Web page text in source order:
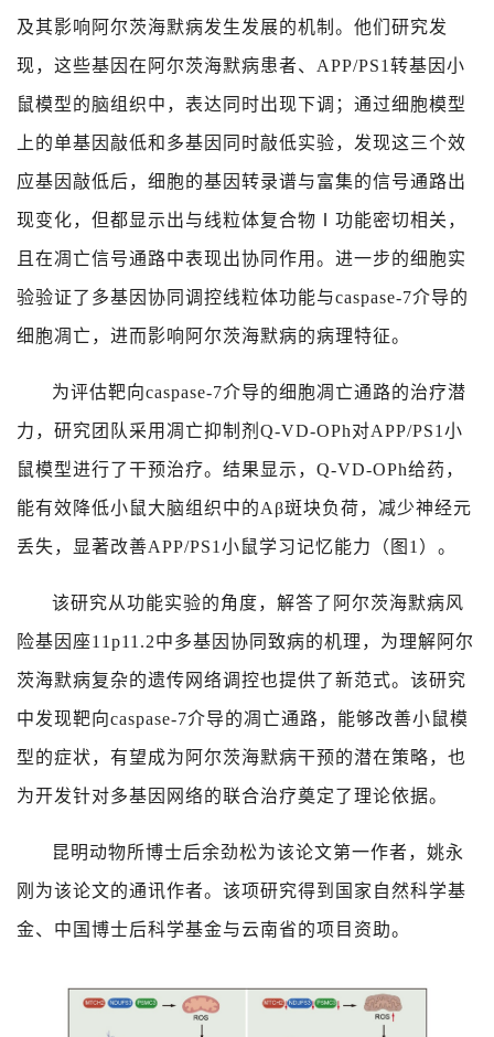
及其影响阿尔茨海默病发生发展的机制。他们研究发
现，这些基因在阿尔茨海默病患者、 APP/PS1 转基因小
鼠模型的脑组织中，表达同时出现下调；通过细胞模型
上的单基因敲低和多基因同时敲低实验，发现这三个效
应基因敲低后，细胞的基因转录谱与富集的信号通路出
现变化，但都显示出与线粒体复合物 功能密切相关，
且在凋亡信号通路中表现出协同作用。进一步的细胞实
验验证了多基因协同调控线粒体功能与caspase-7介导的
细胞凋亡，进而影响阿尔茨海默病的病理特征。
为评估靶向caspase-7介导的细胞凋亡通路的治疗潜
力，研究团队采用凋亡抑制剂 Q‑VD‑OPh对APP/PS1 小
鼠模型进行了干预治疗。结果显示， Q‑VD‑OPh给药，
能有效降低小鼠大脑组织中的Aβ斑块负荷，减少神经元
丢失，显著改善APP/PS1 小鼠学习记忆能力（图 1 ）。
该研究从功能实验的角度，解答了阿尔茨海默病风
险基因座11p11.2中多基因协同致病的机理，为理解阿尔
茨海默病复杂的遗传网络调控也提供了新范式。该研究
中发现靶向caspase-7介导的凋亡通路，能够改善小鼠模
型的症状，有望成为阿尔茨海默病干预的潜在策略，也
为开发针对多基因网络的联合治疗奠定了理论依据。
昆明动物所博士后余劲松为该论文第一作者，姚永
刚为该论文的通讯作者。该项研究得到国家自然科学基
金、中国博士后科学基金与云南省的项目资助。